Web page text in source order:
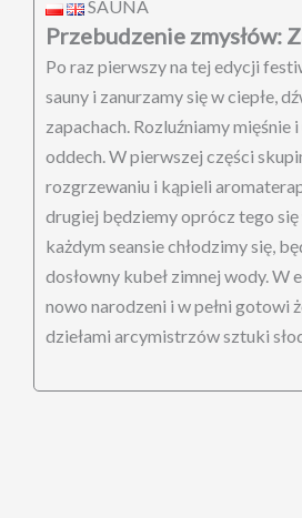
SAUNA
Przebudzenie zmysłów:
Po raz pierwszy na tej edycji
sauny i zanurzamy się w ciepłe,
zapachach. Rozluźniamy mięśnie
oddech. W pierwszej części
rozgrzewaniu i kąpieli
drugiej będziemy oprócz tego
każdym seansie chłodzimy się,
dosłowny kubeł zimnej wody. W
nowo narodzeni i w pełni gotowi
dziełami arcymistrzów sztuki